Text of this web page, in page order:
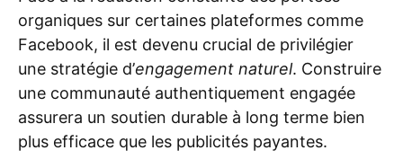
organiques sur certaines plateformes comme
Facebook, il est devenu crucial de privilégier
une stratégie d’engagement naturel. Construire
une communauté authentiquement engagée
assurera un soutien durable à long terme bien
plus efficace que les publicités payantes.